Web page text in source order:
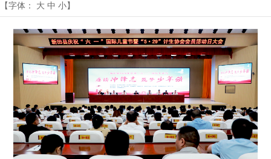
【字体： 大 中 小】